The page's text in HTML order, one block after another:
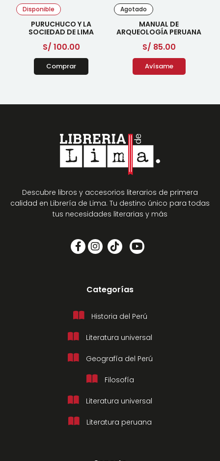
Disponible
PURUCHUCO Y LA
SOCIEDAD DE LIMA
S/ 100.00
Comprar
Agotado
MANUAL DE
ARQUEOLOGÍA PERUANA
S/ 85.00
Avísame
Descubre libros y accesorios literarios de primera
calidad en Librería de Lima. Tu destino único para todas
tus necesidades literarias y más
Categorías
Historia del Perú
Literatura universal
Geografía del Perú
Filosofía
Literatura universal
Literatura peruana